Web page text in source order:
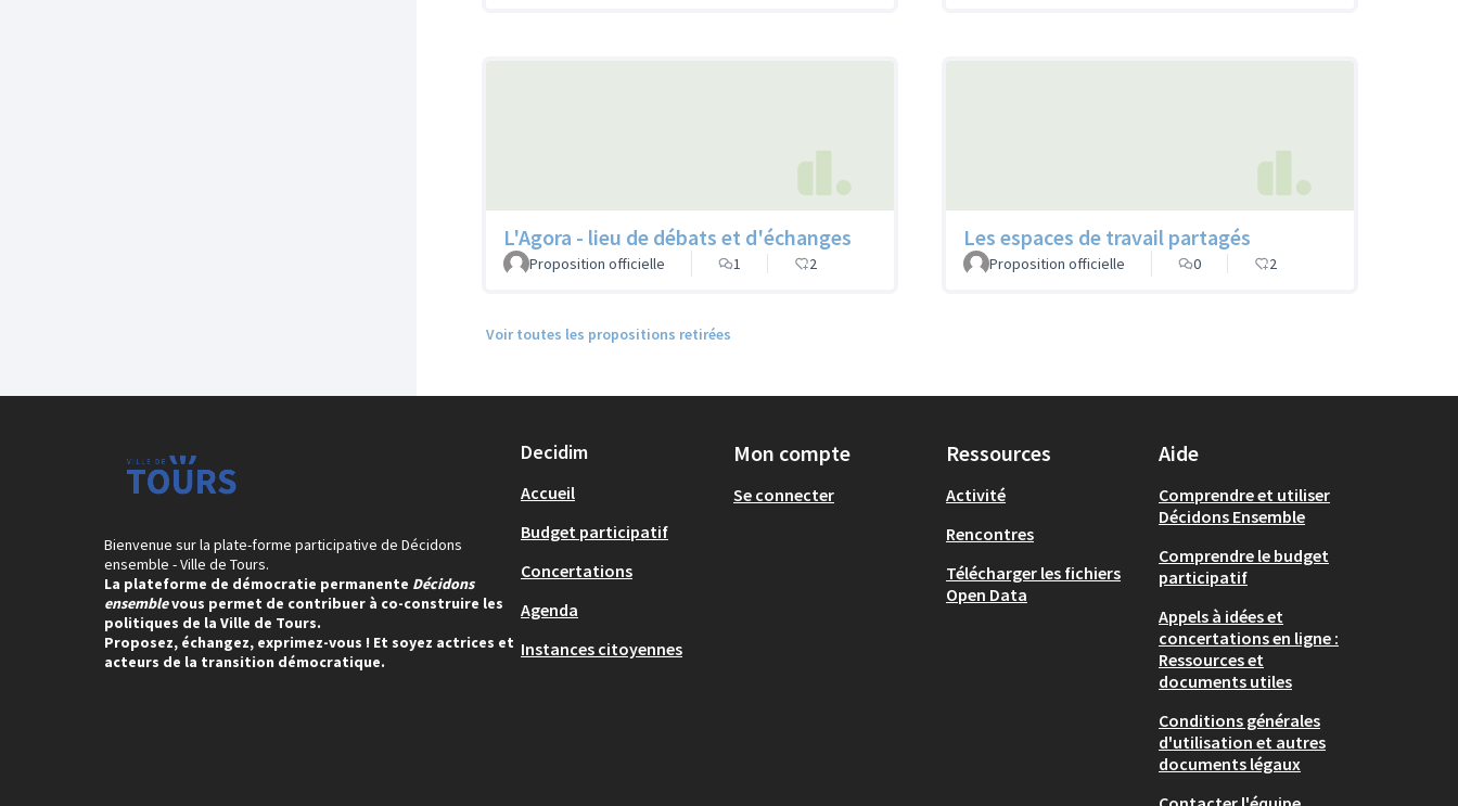
L'Agora - lieu de débats et d'échanges
Proposition officielle 1 2
Les espaces de travail partagés
Proposition officielle 0 2
Voir toutes les propositions retirées
Bienvenue sur la plate-forme participative de Décidons
ensemble - Ville de Tours.
La plateforme de démocratie permanente Décidons
ensemblevous permet de contribuer à co-construire les
politiques de la Ville de Tours.
Proposez, échangez, exprimez-vous ! Et soyez actrices et
acteurs de la transition démocratique.
Decidim
Accueil
Budget participatif
Concertations
Agenda
Instances citoyennes
Mon compte
Se connecter
Ressources
Activité
Rencontres
Télécharger les fichiers
Open Data
Aide
Comprendre et utiliser
Décidons Ensemble
Comprendre le budget
participatif
Appels à idées et
concertations en ligne :
Ressources et
documents utiles
Conditions générales
d'utilisation et autres
documents légaux